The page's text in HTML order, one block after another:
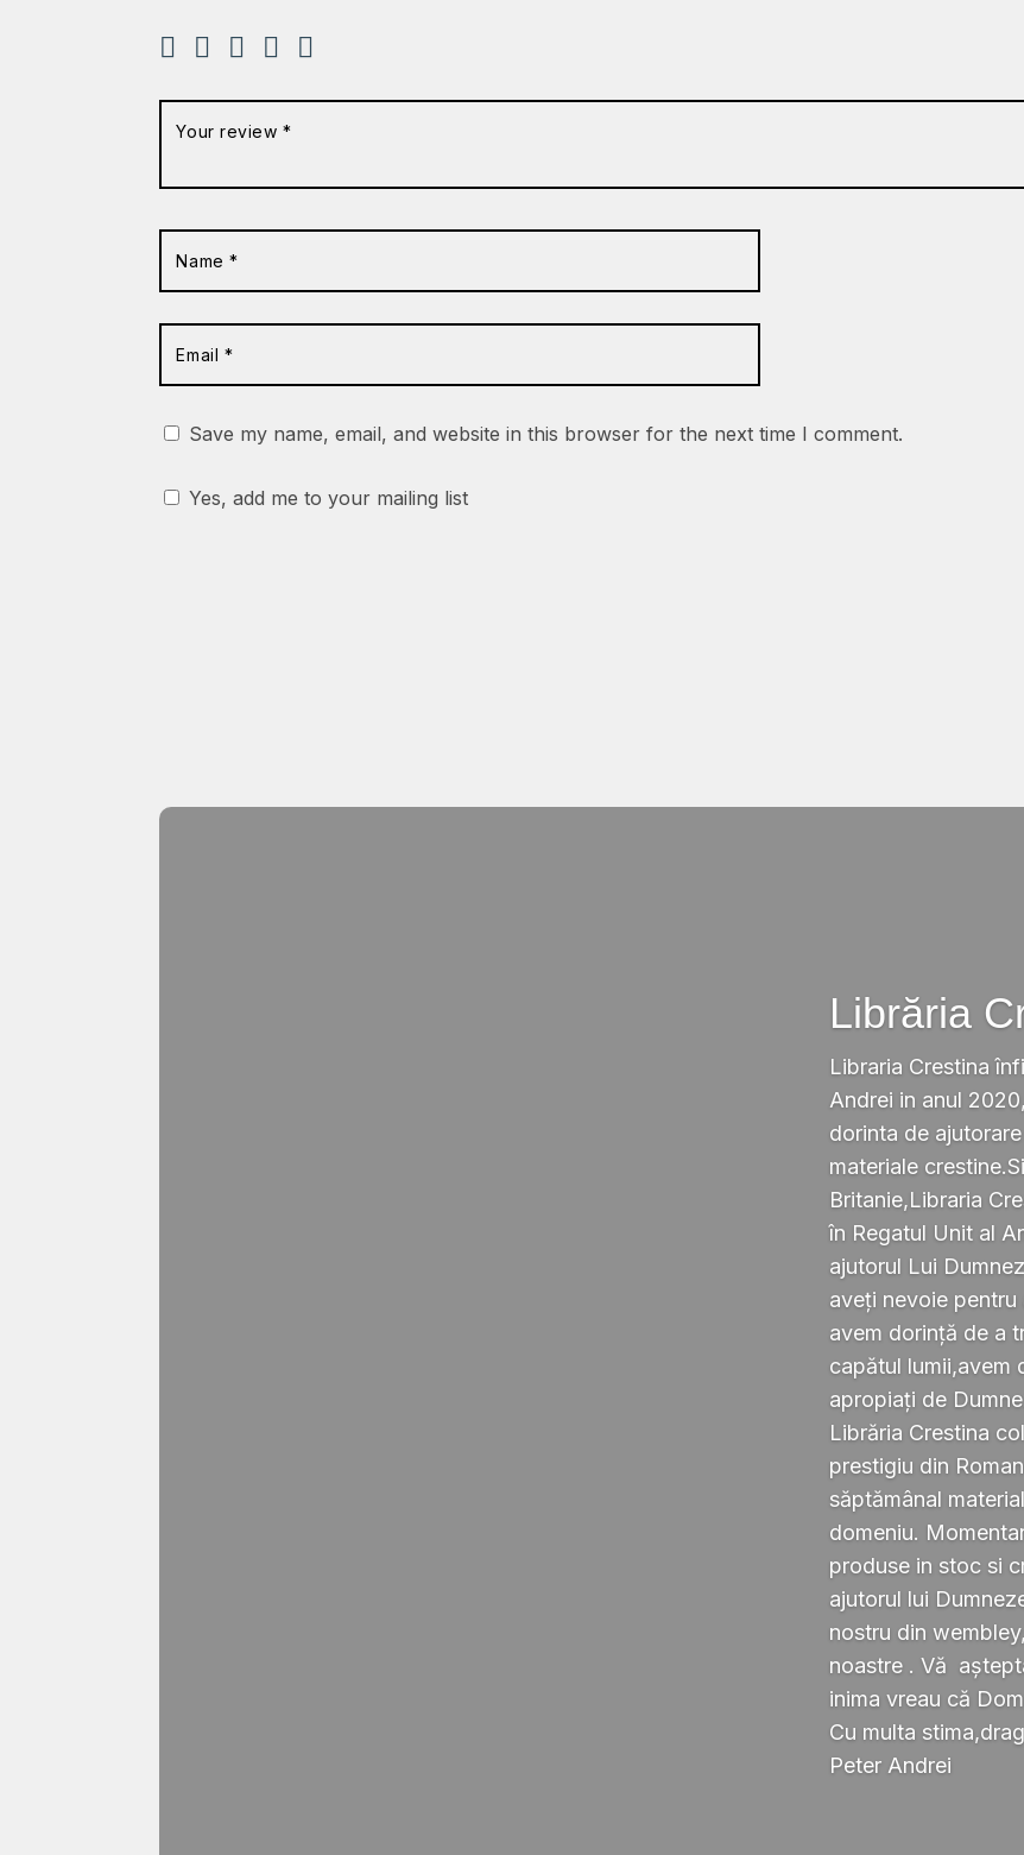
Save my name, email, and website in this browser for the next time I comment.
Yes, add me to your mailing list
Librăria
Libraria Crestina
Andrei in anul
dorinta de
materiale
Britanie,Libraria
în Regatul Unit al
ajutorul Lui
aveți nevoie
avem dorință de a
capătul lumii,avem
apropiați de
Librăria Crestina
prestigiu din
săptămânal
domeniu.
produse in stoc si
ajutorul lui
nostru din
noastre . Vă
inima vreau că
Cu multa
Peter Andrei